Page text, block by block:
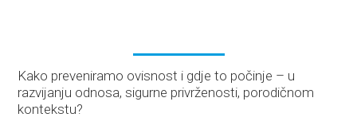
Kako preveniramo ovisnost i gdje to počinje – u
razvijanju odnosa, sigurne privrženosti, porodičnom
kontekstu?